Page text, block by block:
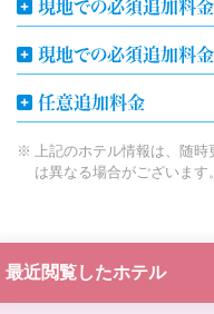
現地での必須追加料金
現地での必須追加料金
任意追加料金
上記のホテル情報は、随
は異なる場合がございます。
最近閲覧したホテル